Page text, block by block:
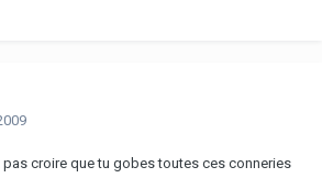
croire que tu gobes toutes ces conneries